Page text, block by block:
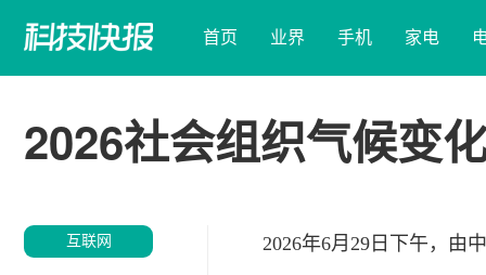
首页 业界 手机 家电
2026社会组织气候变
互联网
2026年6月29日下午，由